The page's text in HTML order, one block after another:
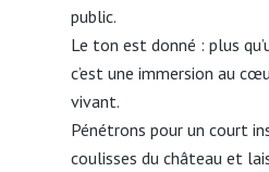
public.
Le ton est donné : plus
c’est une immersion au
vivant.
Pénétrons pour un court
coulisses du château et